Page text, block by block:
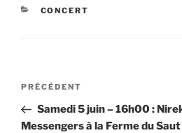
CATÉGORIES
CONCERT
Navigation
l’article
Article
précédent
PRÉCÉDENT
Samedi 5 juin – 16h00 :
Messengers à la Ferme du